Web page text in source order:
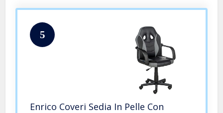
5
Enrico Coveri Sedia In Pelle Con